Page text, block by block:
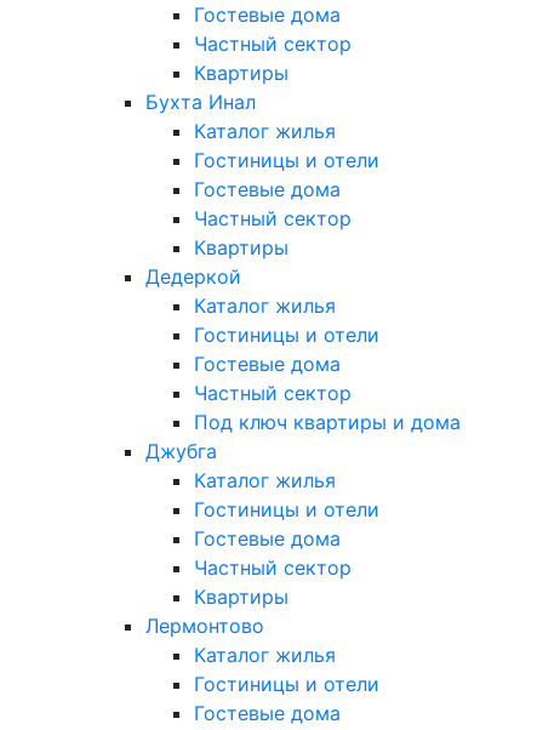
Гостевые дома
Частный сектор
Квартиры
Бухта Инал
Каталог жилья
Гостиницы и отели
Гостевые дома
Частный сектор
Квартиры
Дедеркой
Каталог жилья
Гостиницы и отели
Гостевые дома
Частный сектор
Под ключ квартиры и дома
Джубга
Каталог жилья
Гостиницы и отели
Гостевые дома
Частный сектор
Квартиры
Лермонтово
Каталог жилья
Гостиницы и отели
Гостевые дома